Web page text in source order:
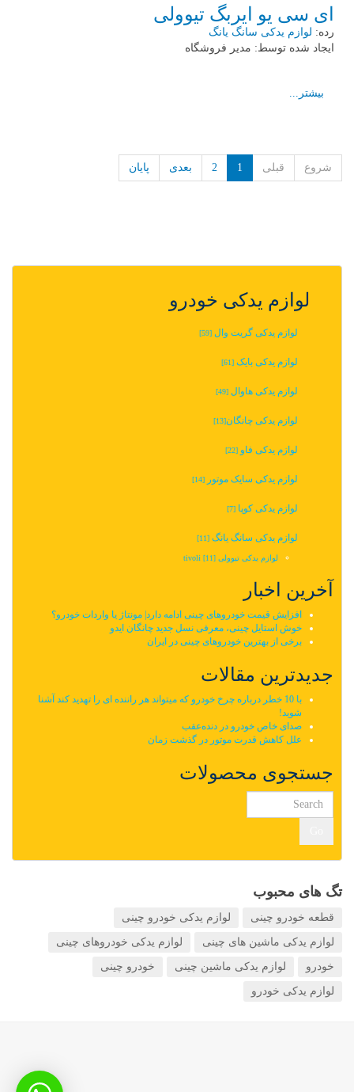
ای سی یو ایربگ تیوولی
رده: لوازم یدکی سانگ یانگ
ایجاد شده توسط: مدیر فروشگاه
بیشتر...
شروع قبلی 1
2 بعدی پایان
لوازم یدکی خودرو
لوازم یدکی گریت وال [59]
لوازم یدکی بایک [61]
لوازم یدکی هاوال [49]
لوازم یدکی چانگان‬‎[13]
لوازم یدکی فاو [22]
لوازم یدکی سایک موتور [14]
لوازم یدکی کوپا [7]
لوازم یدکی سانگ یانگ [11]
لوازم یدکی تیوولی tivoli [11]
آخرین اخبار
افزایش قیمت خودروهای چینی ادامه دارد| مونتاژ یا واردات خودرو؟
خوش استایل چینی، معرفی نسل جدید چانگان ایدو
برخی از بهترین خودروهای چینی در ایران
جدیدترین مقالات
با 10 خطر درباره چرخ خودرو که میتواند هر راننده ای را تهدید کند آشنا
شوید!
صدای خاص خودرو در دنده‌عقب
علل کاهش قدرت موتور در گذشت زمان
جستجوی محصولات
تگ های محبوب
قطعه خودرو چینی لوازم یدکی خودرو چینی
لوازم یدکی ماشین های چینی لوازم یدکی خودروهای چینی
خودرو لوازم یدکی ماشین چینی خودرو چینی
لوازم یدکی خودرو